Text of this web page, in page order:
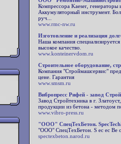
Компрессора Kaeser,
Аккумуляторный инструмент.
руч...
www.rmc-nw.ru
Изготовление и реализация
Наша компания
высокое качество.
www.konteinervdom.ru
Строительное оборудование,
Компания "Строймашсервис"
цене. Гарантия
www.smsm.ru
Вибропресс Рифей - завод
Завод Стройтехника в г.
продукции из бетона - методом
www.vibro-press.ru
"ООО" СпецТехБетон.
"ООО" СпецТехБетон. S ec ec Be
spectexbeton.narod.ru